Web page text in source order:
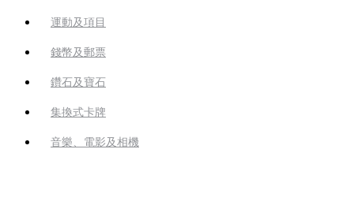
運動及項目
錢幣及郵票
鑽石及寶石
集換式卡牌
音樂、電影及相機